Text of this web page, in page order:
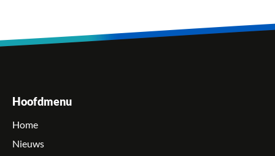
Hoofdmenu
Home
Nieuws